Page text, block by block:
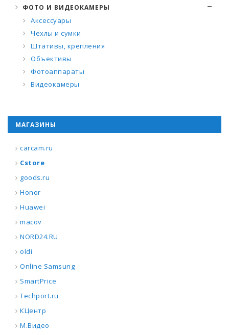
ФОТО И ВИДЕОКАМЕРЫ
Аксессуары
Чехлы и сумки
Штативы, крепления
Объективы
Фотоаппараты
Видеокамеры
МАГАЗИНЫ
carcam.ru
Cstore
goods.ru
Honor
Huawei
macov
NORD24.RU
oldi
Online Samsung
SmartPrice
Techport.ru
КЦентр
М.Видео